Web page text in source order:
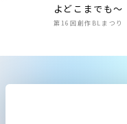
よどこまでも～
第16回創作BLまつり